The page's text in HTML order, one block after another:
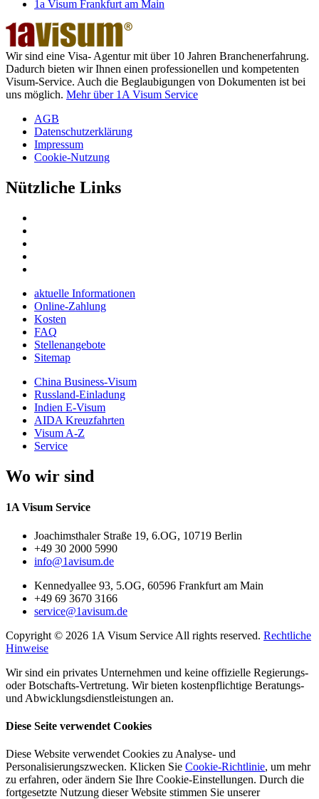
1a Visum Frankfurt am Main
Wir sind eine Visa- Agentur mit über 10 Jahren Branchenerfahrung.
Dadurch bieten wir Ihnen einen professionellen und kompetenten
Visum-Service. Auch die Beglaubigungen von Dokumenten ist bei
uns möglich. Mehr über 1A Visum Service
AGB
Datenschutzerklärung
Impressum
Cookie-Nutzung
Nützliche Links
aktuelle Informationen
Online-Zahlung
Kosten
FAQ
Stellenangebote
Sitemap
China Business-Visum
Russland-Einladung
Indien E-Visum
AIDA Kreuzfahrten
Visum A-Z
Service
Wo wir sind
1A Visum Service
Joachimsthaler Straße 19, 6.OG, 10719 Berlin
+49 30 2000 5990
info@1avisum.de
Kennedyallee 93, 5.OG, 60596 Frankfurt am Main
+49 69 3670 3166
service@1avisum.de
Copyright © 2026 1A Visum Service All rights reserved. Rechtliche
Hinweise
Wir sind ein privates Unternehmen und keine offizielle Regierungs-
oder Botschafts-Vertretung. Wir bieten kostenpflichtige Beratungs-
und Abwicklungsdienstleistungen an.
Diese Seite verwendet Cookies
Diese Website verwendet Cookies zu Analyse- und
Personalisierungszwecken. Klicken Sie Cookie-Richtlinie, um mehr
zu erfahren, oder ändern Sie Ihre Cookie-Einstellungen. Durch die
fortgesetzte Nutzung dieser Website stimmen Sie unserer